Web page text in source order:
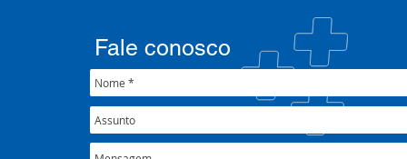
junto ao
Nacional
Fale conosco